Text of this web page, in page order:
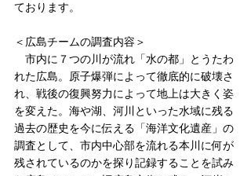
ております。
＜広島チームの調査内容＞
市内に７つの川が流れ「水の都」とうたわ
れた広島。原子爆弾によって徹底的に破壊さ
れ、戦後の復興努力によって地上は大きく姿
を変えた。 海や湖、河川といった水域に残る
過去の歴史を今に伝える「海洋文化遺産」の
調査として、 市内中心部を流れる本川に何が
残されているのかを探り記録することを試み